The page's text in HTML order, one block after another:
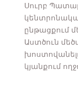
Սուրբ
ընթացքում
Աստծուն
կյանքում